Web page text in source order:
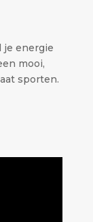
je energie
mooi,
sporten.